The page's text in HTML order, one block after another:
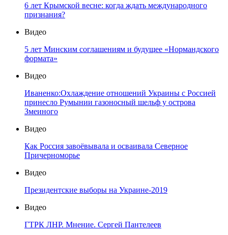
6 лет Крымской весне: когда ждать международного
признания?
Видео
5 лет Минским соглашениям и будущее «Нормандского
формата»
Видео
Иваненко:Охлаждение отношений Украины с Россией
принесло Румынии газоносный шельф у острова
Змеиного
Видео
Как Россия завоёвывала и осваивала Северное
Причерноморье
Видео
Президентские выборы на Украине-2019
Видео
ГТРК ЛНР. Мнение. Сергей Пантелеев